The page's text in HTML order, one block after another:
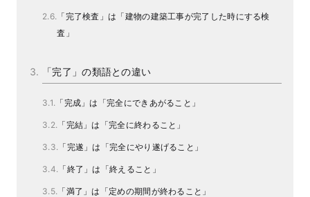
「完了検査」は「建物の建築工事が完了した時にする検
査」
「完了」の類語との違い
「完成」は「完全にできあがること」
「完結」は「完全に終わること」
「完遂」は「完全にやり遂げること」
「終了」は「終えること」
「満了」は「定めの期間が終わること」